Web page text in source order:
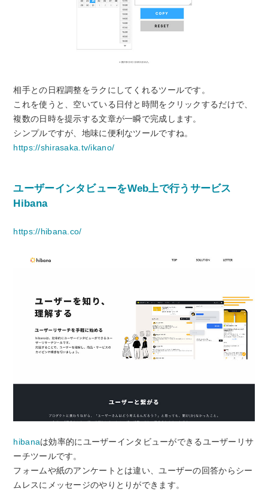
相手との日程調整をラクにしてくれるツールです 。
これを使うと、空いている日付と時間をクリックするだけで、
複数の日時を提示する文章が一瞬で完成します。
シンプルですが、地味に便利なツールですね。
https://shirasaka.tv/ikano/
ユーザーインタビューをWeb上で行うサービス
Hibana
https://hibana.co/
hibanaは効率的にユーザーインタビューができるユーザーリサ
ーチツールです。
フォームや紙のアンケートとは違い、ユーザーの回答からシー
ムレスにメッセージのやりとりができます。